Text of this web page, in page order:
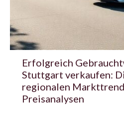
Erfolgreich
Stuttgart verkaufen:
regionalen
Preisanalysen